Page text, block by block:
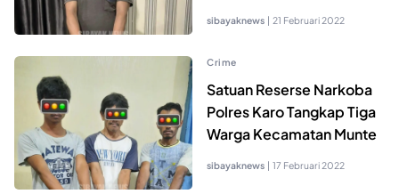
sibayaknews | 21 Februari 2022
Crime
Satuan Reserse Narkoba
Polres Karo Tangkap Tiga
Warga Kecamatan Munte
sibayaknews | 17 Februari 2022